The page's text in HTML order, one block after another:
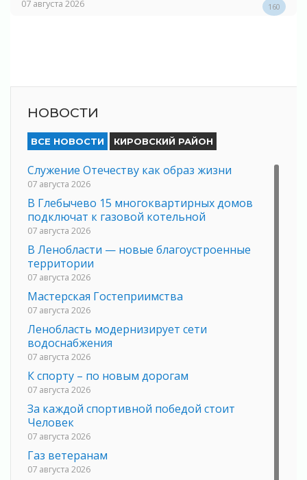
07 августа 2026 160
НОВОСТИ
ВСЕ НОВОСТИ КИРОВСКИЙ РАЙОН
Служение Отечеству как образ жизни
07 августа 2026
В Глебычево 15 многоквартирных домов
подключат к газовой котельной
07 августа 2026
В Ленобласти — новые благоустроенные
территории
07 августа 2026
Мастерская Гостеприимства
07 августа 2026
Ленобласть модернизирует сети
водоснабжения
07 августа 2026
К спорту – по новым дорогам
07 августа 2026
За каждой спортивной победой стоит
Человек
07 августа 2026
Газ ветеранам
07 августа 2026